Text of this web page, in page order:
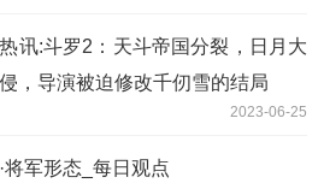
讯:斗罗2：天斗帝国分裂，日月大
，导演被迫修改千仞雪的结局
2023-06-25
将军形态_每日观点